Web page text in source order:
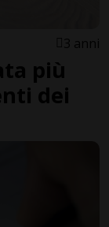
3 anni
più
dei